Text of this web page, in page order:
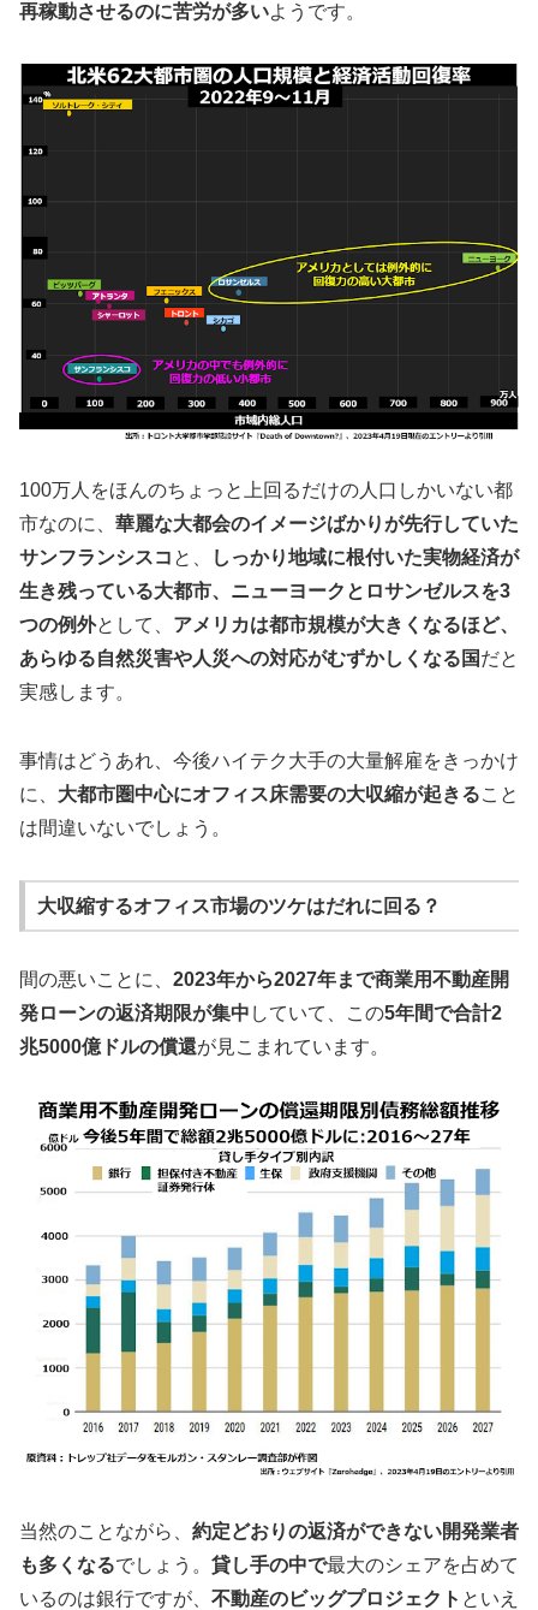
再稼動させるのに苦労が多いようです。
100万人をほんのちょっと上回るだけの人口しかいない都
市なのに、 華麗な大都会のイメージばかりが先行していた
サンフランシスコ と、
しっかり地域に根付いた実物経済が
生き残っている大都市、ニューヨークとロサンゼルスを3
つの例外として、 アメリカは都市規模が大きくなるほど、
あらゆる自然災害や人災への対応がむずかしくなる国だと
実感します。
事情はどうあれ、今後ハイテク大手の大量解雇をきっかけ
に、 大都市圏中心にオフィス床需要の大収縮が起きること
は間違いないでしょう。
大収縮するオフィス市場のツケはだれに回る？
間の悪いことに、 2023年から2027年まで商業用不動産開
発ローンの返済期限が集中 していて、この5年間で合計2
兆5000億ドルの償還が見こまれています。
当然のことながら、 約定どおりの返済ができない開発業者
も多くなるでしょう。 貸し手の中で最大のシェアを占めて
いるのは銀行ですが、 不動産のビッグプロジェクト といえ